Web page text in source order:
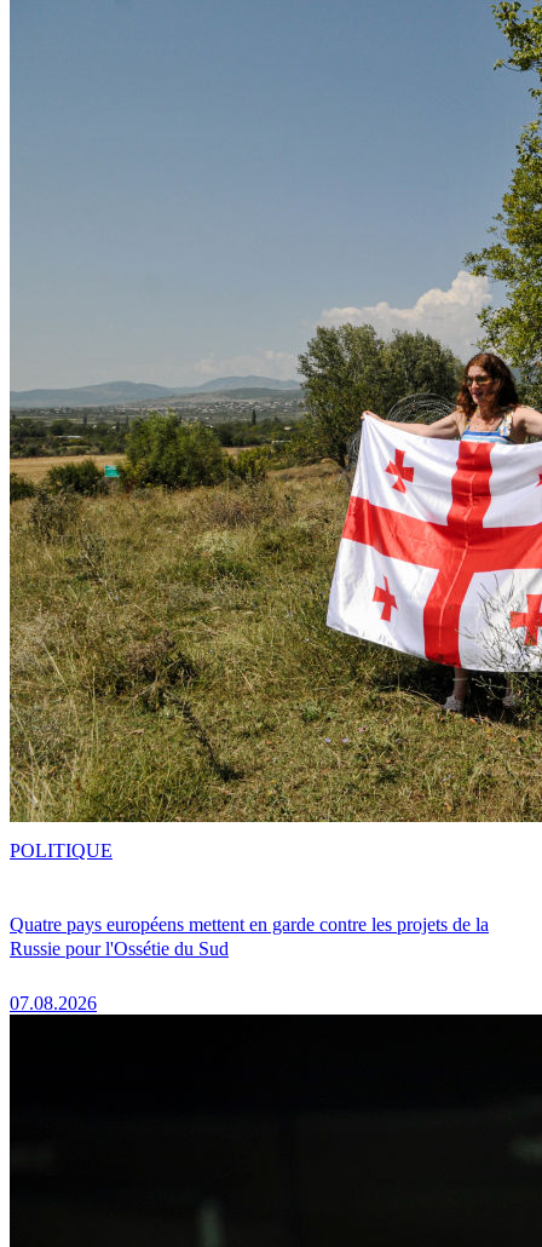
Quatre pays européens mettent en garde contre les projets de la
Russie pour l'Ossétie du Sud
07.08.2026
POLITIQUE